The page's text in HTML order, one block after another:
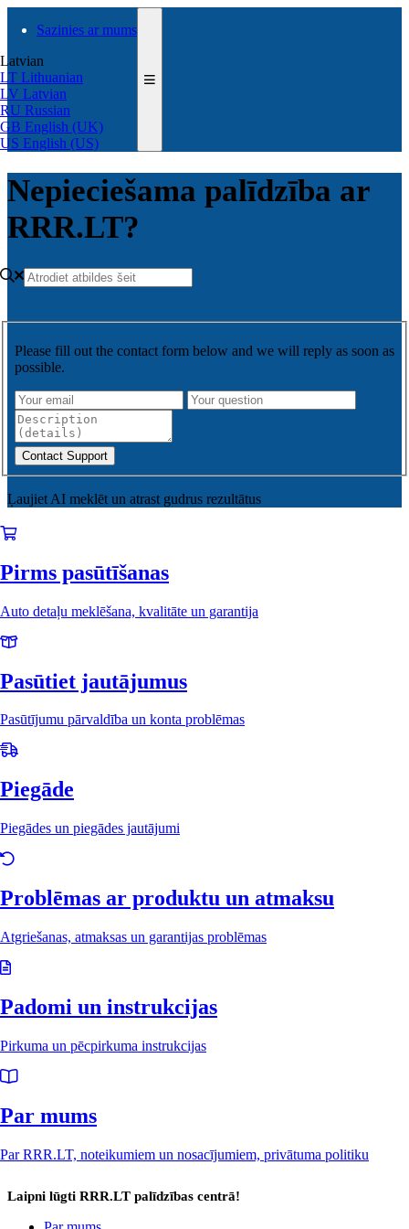
Sazinies ar mums
Latvian
LT Lithuanian
LV Latvian
RU Russian
GB English (UK)
US English (US)
Nepieciešama palīdzība ar
RRR.LT?
Please fill out the contact form below and we will reply as soon as
possible.
Contact Support
Ļaujiet AI meklēt un atrast gudrus rezultātus
Pirms pasūtīšanas
Auto detaļu meklēšana, kvalitāte un garantija
Pasūtiet jautājumus
Pasūtījumu pārvaldība un konta problēmas
Piegāde
Piegādes un piegādes jautājumi
Problēmas ar produktu un atmaksu
Atgriešanas, atmaksas un garantijas problēmas
Padomi un instrukcijas
Pirkuma un pēcpirkuma instrukcijas
Par mums
Par RRR.LT, noteikumiem un nosacījumiem, privātuma politiku
Laipni lūgti RRR.LT palīdzības centrā!